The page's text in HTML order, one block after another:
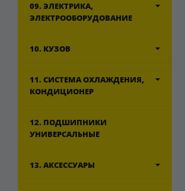
09. ЭЛЕКТРИКА,
ЭЛЕКТРООБОРУДОВАНИЕ
10. КУЗОВ
11. СИСТЕМА ОХЛАЖДЕНИЯ,
КОНДИЦИОНЕР
12. ПОДШИПНИКИ
УНИВЕРСАЛЬНЫЕ
13. АКСЕССУАРЫ